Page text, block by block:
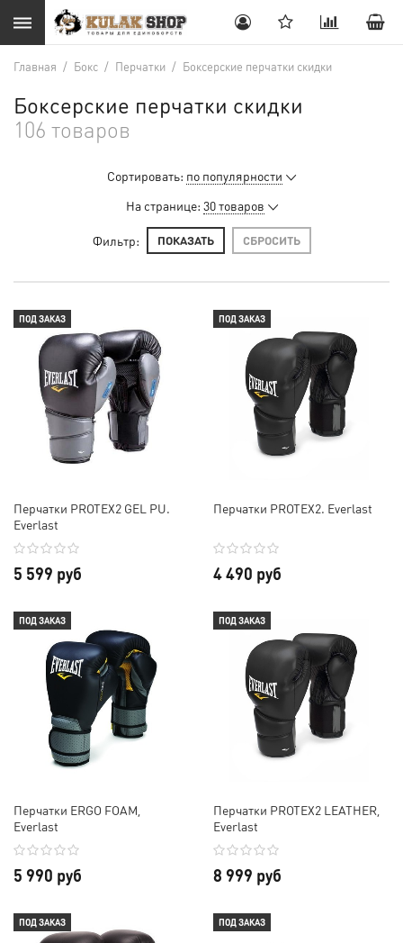
Главная / Бокс / Перчатки / Боксерские перчатки скидки
Боксерские перчатки скидки
106 товаров
Сортировать: по популярности
На странице: 30 товаров
Фильтр: ПОКАЗАТЬ СБРОСИТЬ
ПОД ЗАКАЗ
Перчатки PROTEX2 GEL PU.
Everlast
5 599 руб
ПОД ЗАКАЗ
Перчатки PROTEX2. Everlast
4 490 руб
ПОД ЗАКАЗ
Перчатки ERGO FOAM,
Everlast
5 990 руб
ПОД ЗАКАЗ
Перчатки PROTEX2 LEATHER,
Everlast
8 999 руб
ПОД ЗАКАЗ ПОД ЗАКАЗ